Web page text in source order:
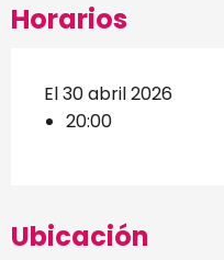
Horarios
El 30 abril 2026
20:00
Ubicación